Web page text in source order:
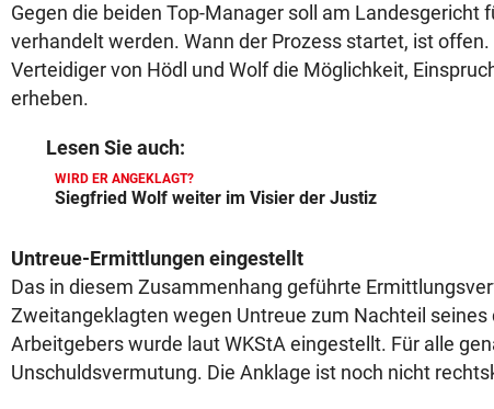
Gegen die beiden Top-Manager soll am Landesgericht
verhandelt werden. Wann der Prozess startet, ist offen.
Verteidiger von Hödl und Wolf die Möglichkeit,
erheben.
Lesen Sie auch:
WIRD ER ANGEKLAGT?
Siegfried Wolf weiter im Visier der Justiz
Untreue-Ermittlungen eingestellt
Das in diesem Zusammenhang geführte
Zweitangeklagten wegen Untreue zum Nachteil seines
Arbeitgebers wurde laut WKStA eingestellt. Für alle
Unschuldsvermutung. Die Anklage ist noch nicht